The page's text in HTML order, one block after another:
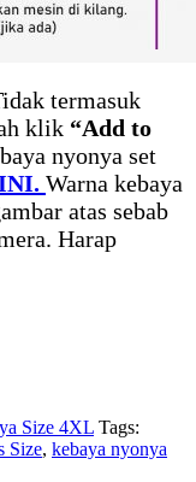
termasuk
klik “Add to
nyonya set
Warna kebaya
atas sebab
Harap
Size 4XL Tags:
Size, kebaya nyonya